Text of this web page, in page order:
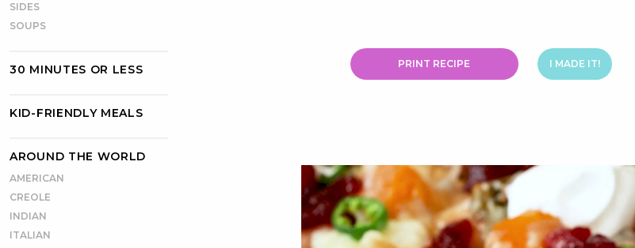
SIDES
SOUPS
30 MINUTES OR LESS
KID-FRIENDLY MEALS
AROUND THE WORLD
AMERICAN
CREOLE
INDIAN
ITALIAN
PRINT RECIPE I MADE IT!